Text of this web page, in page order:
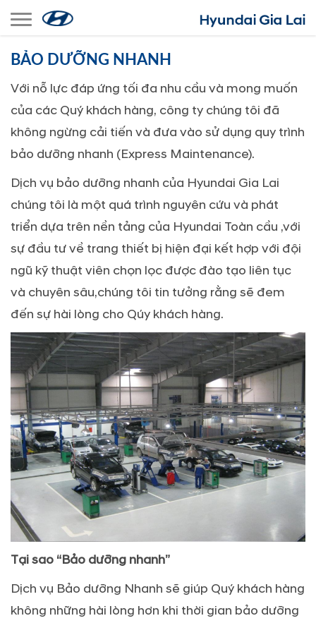
Toggle navigation
BẢO DƯỠNG NHANH
Với nỗ lực đáp ứng tối đa nhu cầu và mong muốn
của các Quý khách hàng, công ty chúng tôi đã
không ngừng cải tiến và đưa vào sử dụng quy trình
bảo dưỡng nhanh (Express Maintenance).
Dịch vụ bảo dưỡng nhanh của Hyundai Gia Lai
chúng tôi là một quá trình nguyên cứu và phát
triển dựa trên nền tảng của Hyundai Toàn cầu ,với
sự đầu tư về trang thiết bị hiện đại kết hợp với đội
ngũ kỹ thuật viên chọn lọc được đào tạo liên tục
và chuyên sâu,chúng tôi tin tưởng rằng sẽ đem
đến sự hài lòng cho Qúy khách hàng.
Tại sao “Bảo dưỡng nhanh”
Dịch vụ Bảo dưỡng Nhanh sẽ giúp Quý khách hàng
không những hài lòng hơn khi thời gian bảo dưỡng